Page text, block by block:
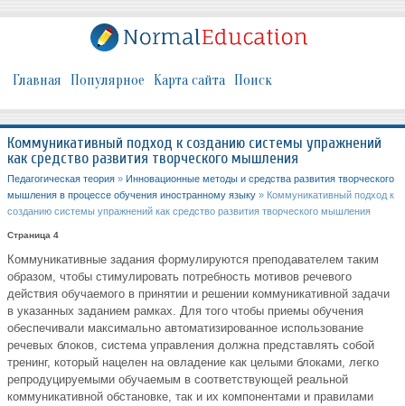
Главная Популярное Карта сайта Поиск
Коммуникативный подход к созданию системы упражнений
как средство развития творческого мышления
Педагогическая теория » Инновационные методы и средства развития творческого
мышления в процессе обучения иностранному языку » Коммуникативный подход к
созданию системы упражнений как средство развития творческого мышления
Страница 4
Коммуникативные задания формулируются преподавателем таким
образом, чтобы стимулировать потребность мотивов речевого
действия обучаемого в принятии и решении коммуникативной задачи
в указанных заданием рамках. Для того чтобы приемы обучения
обеспечивали максимально автоматизированное использование
речевых блоков, система управления должна представлять собой
тренинг, который нацелен на овладение как целыми блоками, легко
репродуцируемыми обучаемым в соответствующей реальной
коммуникативной обстановке, так и их компонентами и правилами